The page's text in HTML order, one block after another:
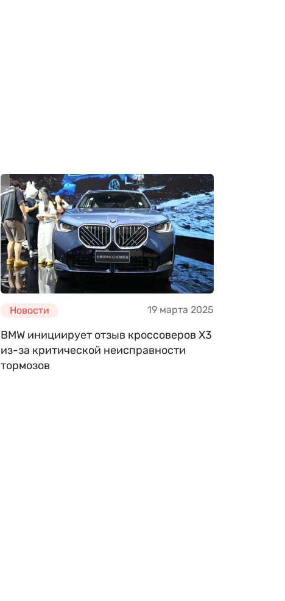
Новости 19 марта 2025
BMW инициирует отзыв кроссоверов X3
из-за критической неисправности
тормозов